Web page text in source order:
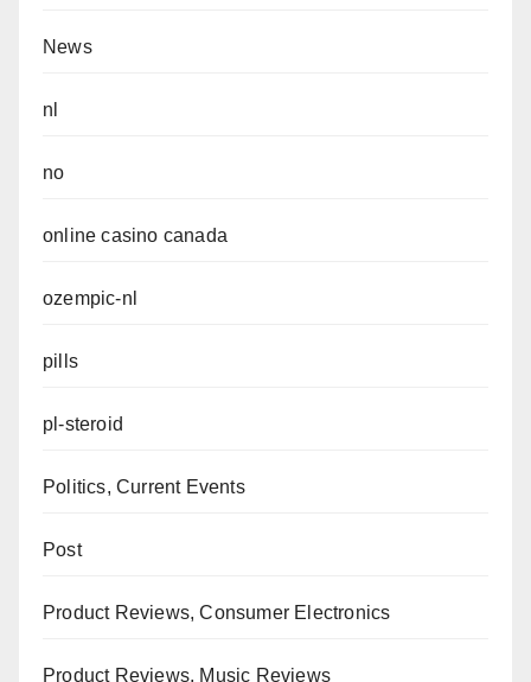
News
nl
no
online casino canada
ozempic-nl
pills
pl-steroid
Politics, Current Events
Post
Product Reviews, Consumer Electronics
Product Reviews, Music Reviews